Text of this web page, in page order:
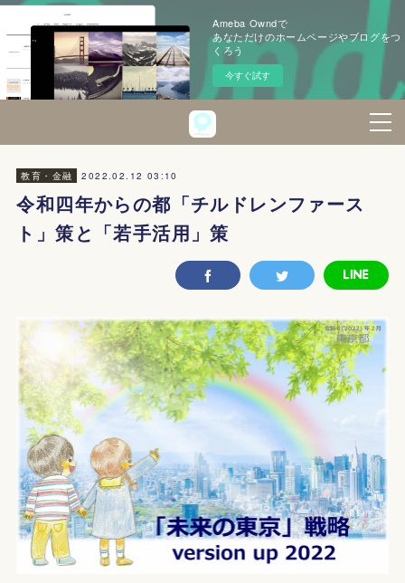
Ameba Owndで
あなただけのホームページやブログをつ
くろう
今すぐ試す
教育・金融 2022.02.12 03:10
令和四年からの都「チルドレンファース
ト」策と「若手活用」策